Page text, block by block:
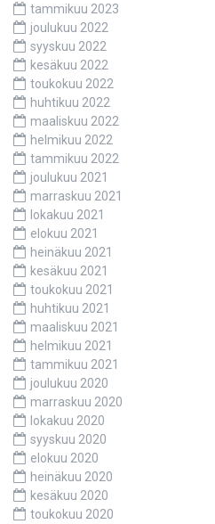
tammikuu 2023
joulukuu 2022
syyskuu 2022
kesäkuu 2022
toukokuu 2022
huhtikuu 2022
maaliskuu 2022
helmikuu 2022
tammikuu 2022
joulukuu 2021
marraskuu 2021
lokakuu 2021
elokuu 2021
heinäkuu 2021
kesäkuu 2021
toukokuu 2021
huhtikuu 2021
maaliskuu 2021
helmikuu 2021
tammikuu 2021
joulukuu 2020
marraskuu 2020
lokakuu 2020
syyskuu 2020
elokuu 2020
heinäkuu 2020
kesäkuu 2020
toukokuu 2020